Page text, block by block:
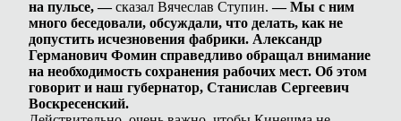
на пульсе, —сказал Вячеслав Ступин.— Мы с ним
много беседовали, обсуждали, что делать, как не
допустить исчезновения фабрики. Александр
Германович Фомин справедливо обращал внимание
на необходимость сохранения рабочих мест. Об этом
говорит и наш губернатор, Станислав Сергеевич
Воскресенский.